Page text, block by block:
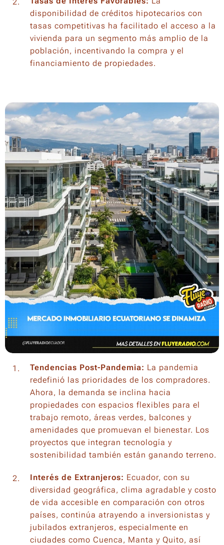
disponibilidad de créditos hipotecarios con
tasas competitivas ha facilitado el acceso a la
vivienda para un segmento más amplio de la
población, incentivando la compra y el
financiamiento de propiedades.
Tendencias Post-Pandemia: La pandemia
redefinió las prioridades de los compradores.
Ahora, la demanda se inclina hacia
propiedades con espacios flexibles para el
trabajo remoto, áreas verdes, balcones y
amenidades que promuevan el bienestar. Los
proyectos que integran tecnología y
sostenibilidad también están ganando terreno.
Interés de Extranjeros: Ecuador, con su
diversidad geográfica, clima agradable y costo
de vida accesible en comparación con otros
países, continúa atrayendo a inversionistas y
jubilados extranjeros, especialmente en
ciudades como Cuenca, Manta y Quito, así